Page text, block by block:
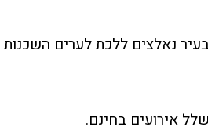
נאלצים ללכת לערים
אירועים בחינם.